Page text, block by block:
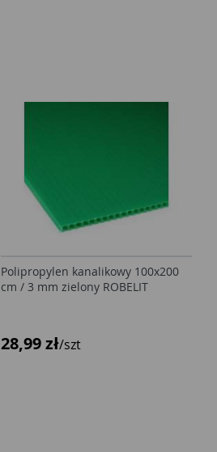
Polipropylen kanalikowy 100x200
cm / 3 mm zielony ROBELIT
28,99 zł/szt